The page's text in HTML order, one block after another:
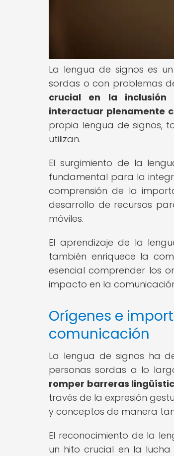
La lengua de signos es
sordas o con problemas
crucial en la inclusión
interactuar plenamente
propia lengua de signos,
utilizan.
El surgimiento de la
fundamental para la
comprensión de la
desarrollo de recursos
móviles.
El aprendizaje de la
también enriquece la
esencial comprender los
impacto en la
Orígenes e
comunicación
La lengua de signos ha
personas sordas a lo
romper barreras
través de la expresión
y conceptos de manera
El reconocimiento de la
un hito crucial en la